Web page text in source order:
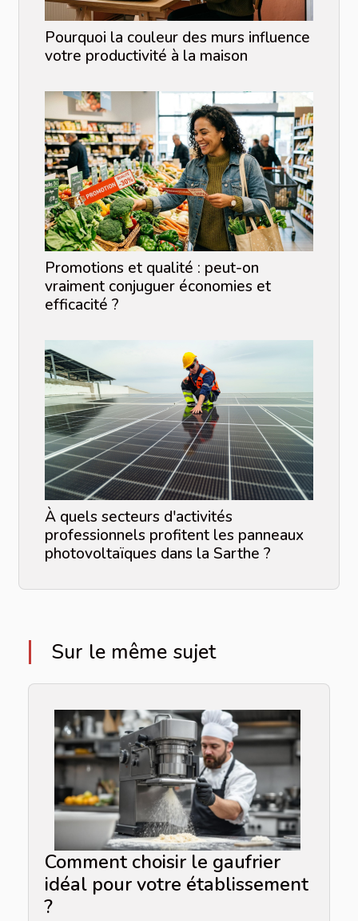
Pourquoi la couleur des murs influence
votre productivité à la maison
Promotions et qualité : peut-on
vraiment conjuguer économies et
efficacité ?
À quels secteurs d'activités
professionnels profitent les panneaux
photovoltaïques dans la Sarthe ?
Sur le même sujet
Comment choisir le gaufrier
idéal pour votre établissement
?